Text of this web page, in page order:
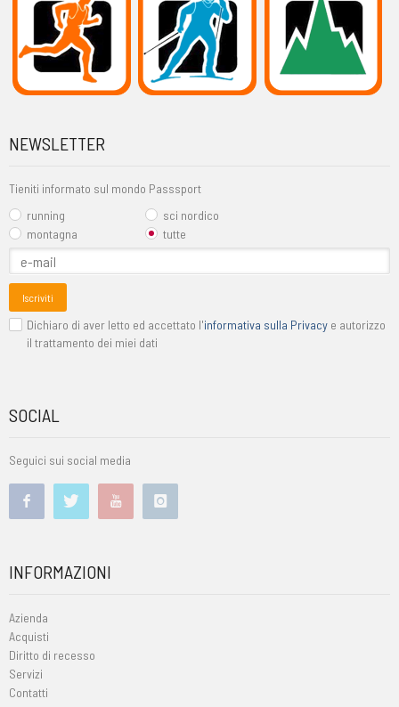
NEWSLETTER
Tieniti informato sul mondo Passsport
running
sci nordico
montagna
tutte
Iscriviti
Dichiaro di aver letto ed accettato l'informativa sulla Privacy e autorizzo
il trattamento dei miei dati
SOCIAL
Seguici sui social media
INFORMAZIONI
Azienda
Acquisti
Diritto di recesso
Servizi
Contatti